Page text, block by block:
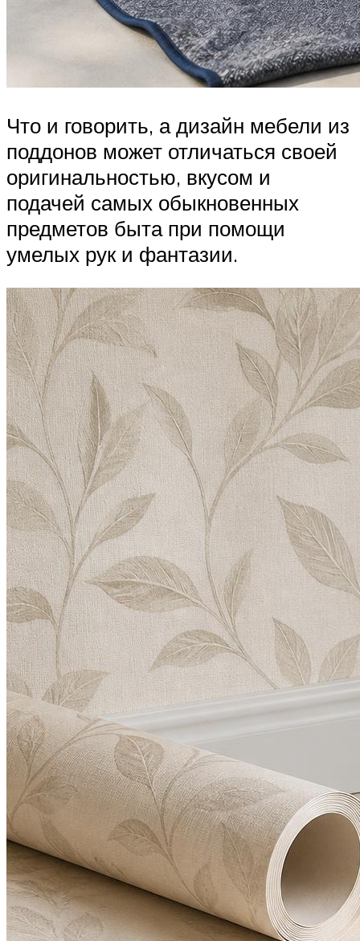
Что и говорить, а дизайн мебели из
поддонов может отличаться своей
оригинальностью, вкусом и
подачей самых обыкновенных
предметов быта при помощи
умелых рук и фантазии.